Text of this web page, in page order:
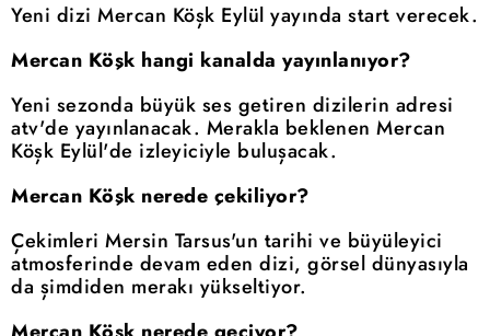
Yeni dizi Mercan Köşk Eylül yayında start verecek.
Mercan Köşk hangi kanalda yayınlanıyor?
Yeni sezonda büyük ses getiren dizilerin adresi
atv'de yayınlanacak. Merakla beklenen Mercan
Köşk Eylül'de izleyiciyle buluşacak.
Mercan Köşk nerede çekiliyor?
Çekimleri Mersin Tarsus'un tarihi ve büyüleyici
atmosferinde devam eden dizi, görsel dünyasıyla
da şimdiden merakı yükseltiyor.